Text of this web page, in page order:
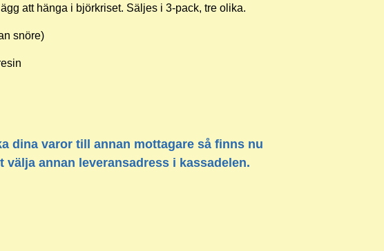
att hänga i björkriset. Säljes i 3-pack, tre olika.
snöre)
dina varor till annan mottagare så finns nu
välja annan leveransadress i kassadelen.